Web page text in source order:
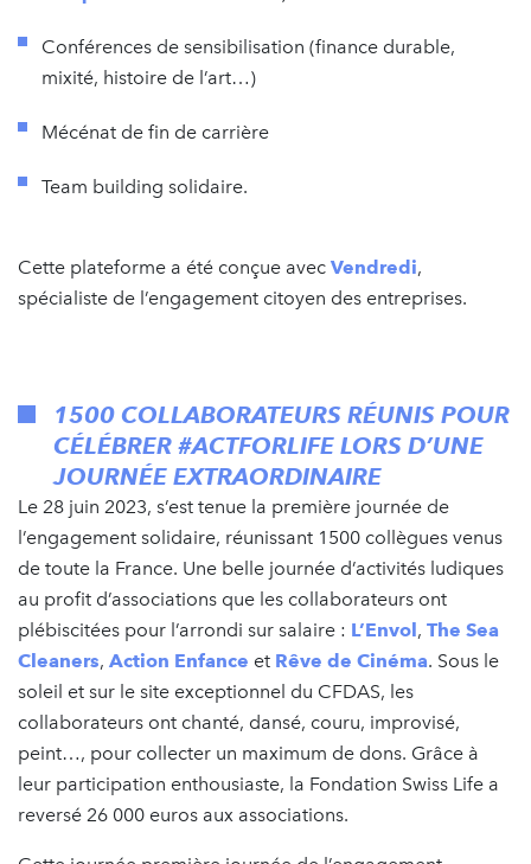
Conférences de sensibilisation (finance durable,
mixité, histoire de l’art…)
Mécénat de fin de carrière
Team building solidaire.
Cette plateforme a été conçue avec Vendredi,
spécialiste de l’engagement citoyen des entreprises.
1500 COLLABORATEURS RÉUNIS POUR
CÉLÉBRER #ACTFORLIFE LORS D’UNE
JOURNÉE EXTRAORDINAIRE
Le 28 juin 2023, s’est tenue la première journée de
l’engagement solidaire, réunissant 1500 collègues venus
de toute la France. Une belle journée d’activités ludiques
au profit d’associations que les collaborateurs ont
plébiscitées pour l’arrondi sur salaire : L’Envol, The Sea
Cleaners, Action Enfance et Rêve de Cinéma. Sous le
soleil et sur le site exceptionnel du CFDAS, les
collaborateurs ont chanté, dansé, couru, improvisé,
peint…, pour collecter un maximum de dons. Grâce à
leur participation enthousiaste, la Fondation Swiss Life a
reversé 26 000 euros aux associations.